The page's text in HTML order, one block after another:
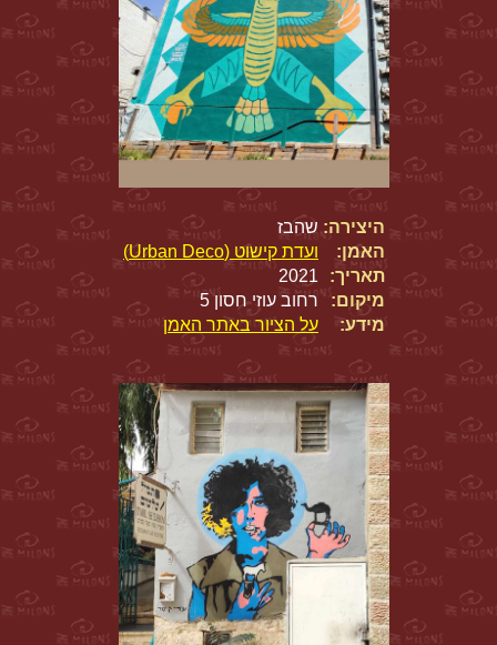
היצירה: שהבז
האמן:
ועדת קישוט (Urban Deco)
תאריך:
2021
מיקום:
רחוב עוזי חסון 5
מידע:
על הציור באתר האמן